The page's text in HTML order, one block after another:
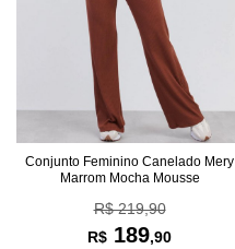
Conjunto Feminino Canelado Mery
Marrom Mocha Mousse
R$ 219,90
R$ 189,90